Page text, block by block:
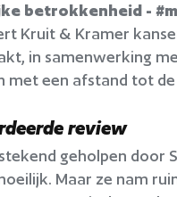
betrokkenheid -
Kruit & Kramer
in samenwerking
met een afstand tot
review
geholpen door
Maar ze nam